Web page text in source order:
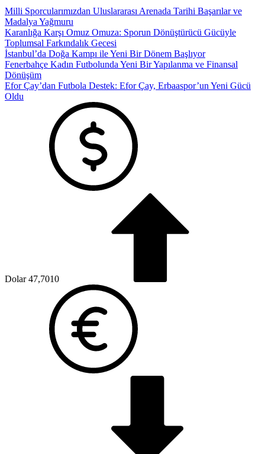
Milli Sporcularımızdan Uluslararası Arenada Tarihi Başarılar ve
Madalya Yağmuru
Karanlığa Karşı Omuz Omuza: Sporun Dönüştürücü Gücüyle
Toplumsal Farkındalık Gecesi
İstanbul’da Doğa Kampı ile Yeni Bir Dönem Başlıyor
Fenerbahçe Kadın Futbolunda Yeni Bir Yapılanma ve Finansal
Dönüşüm
Efor Çay’dan Futbola Destek: Efor Çay, Erbaaspor’un Yeni Gücü
Oldu
Dolar 47,7010